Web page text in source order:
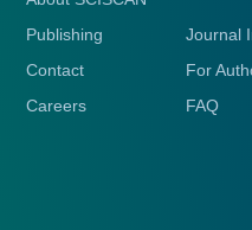
Publishing
Contact
Careers
Journal
For
FAQ